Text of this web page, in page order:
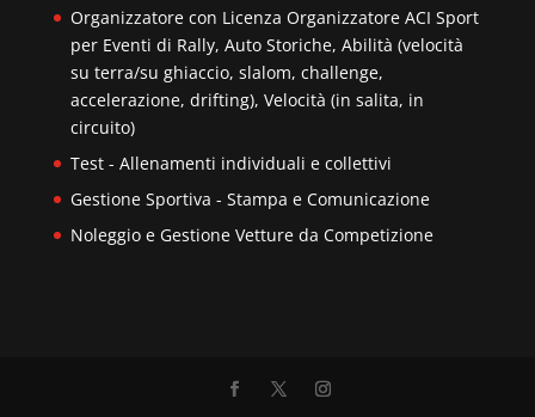
Organizzatore con Licenza Organizzatore ACI Sport
per Eventi di Rally, Auto Storiche, Abilità (velocità
su terra/su ghiaccio, slalom, challenge,
accelerazione, drifting), Velocità (in salita, in
circuito)
Test - Allenamenti individuali e collettivi
Gestione Sportiva - Stampa e Comunicazione
Noleggio e Gestione Vetture da Competizione